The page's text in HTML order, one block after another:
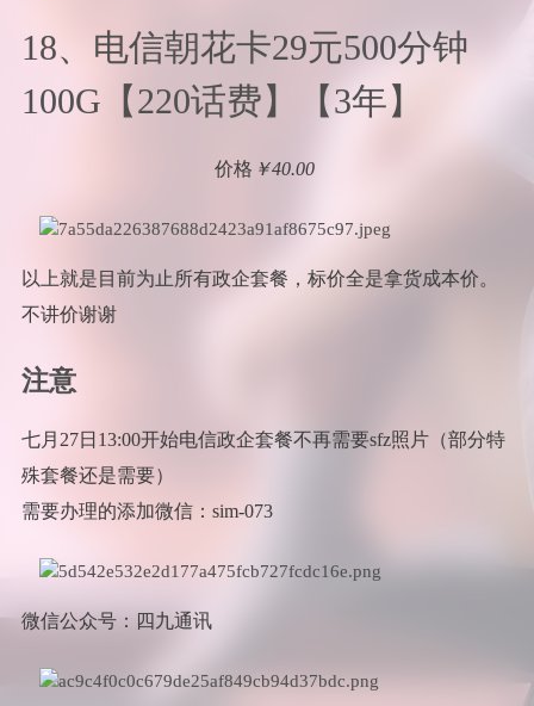
18、电信朝花卡29元500分钟
100G【220话费】【3年】
价格 ￥40.00
以上就是目前为止所有政企套餐，标价全是拿货成本价。
不讲价谢谢
注意
七月27日13:00开始电信政企套餐不再需要sfz照片（部分特
殊套餐还是需要）
需要办理的添加微信：sim-073
微信公众号：四九通讯